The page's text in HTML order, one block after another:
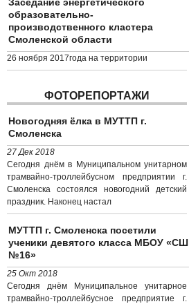
образовательно-
производственного кластера
Смоленской области
26 ноября 2017года на территории
ФОТОРЕПОРТАЖИ
Новогодняя ёлка в МУТТП г.
Смоленска
27 Дек 2018
Сегодня днём в Муниципальном унитарном
трамвайно-троллейбусном предприятии г.
Смоленска состоялся новогодний детский
праздник. Наконец настал
МУТТП г. Смоленска посетили
ученики девятого класса МБОУ «СШ
№16»
25 Окт 2018
Сегодня днём Муниципальное унитарное
трамвайно-троллейбусное предприятие г.